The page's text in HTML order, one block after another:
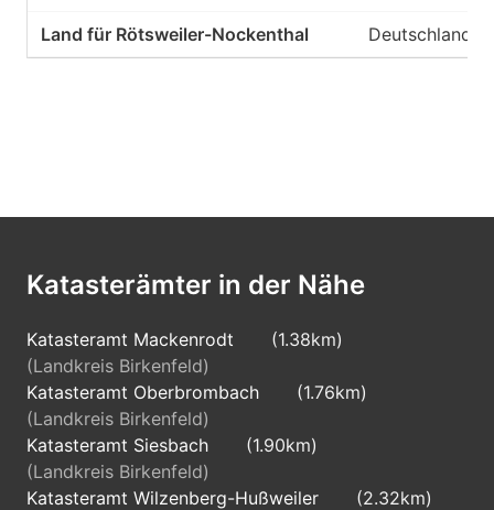
Deutschland
Katasterämter in der Nähe
Katasteramt Mackenrodt
(1.38km)
(Landkreis Birkenfeld)
Katasteramt Oberbrombach
(1.76km)
(Landkreis Birkenfeld)
Katasteramt Siesbach
(1.90km)
(Landkreis Birkenfeld)
Katasteramt Wilzenberg-Hußweiler
(2.32km)